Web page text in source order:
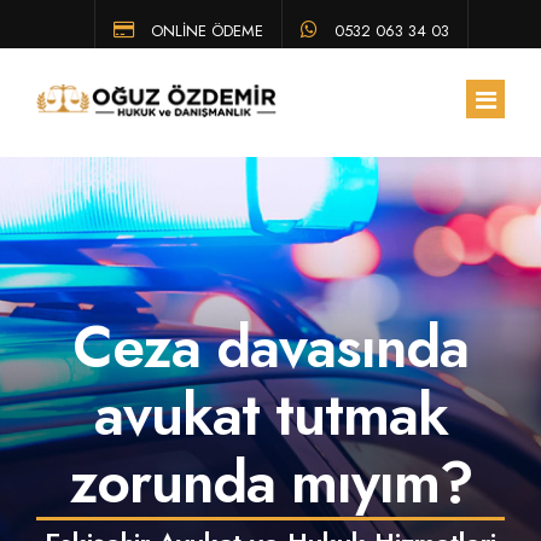
ONLİNE ÖDEME 0532 063 34 03
ANA SAYFA
HAKKIMIZDA
EKIBIMIZ
ÇALIŞMA ALANLARIMIZ
HUKUK BÜLTENI
Ceza davasında
avukat tutmak
zorunda mıyım?